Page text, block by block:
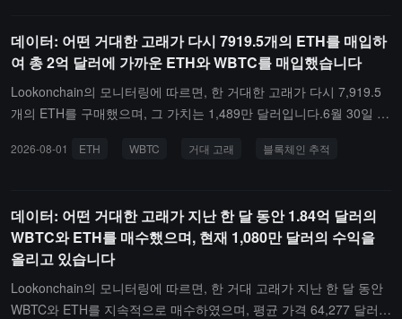
상태입니다.
데이터: 어떤 거대한 고래가 다시 7919.5개의 ETH를 매입하
여 총 2억 달러에 가까운 ETH와 WBTC를 매입했습니다
Lookonchain의 모니터링에 따르면, 한 거대한 고래가 다시 7,919.5
개의 ETH를 구매했으며, 그 가치는 1,489만 달러입니다.6월 30일 이
매했으며, 그 가치는 1억 3,200만 달러입니다. 또한 평균 가격 64,27
2026-08-01 ETH WBTC 거대 고래 블록체인 추적
데이터: 어떤 거대한 고래가 지난 한 달 동안 1.84억 달러의
WBTC와 ETH를 매수했으며, 현재 1,080만 달러의 수익을
올리고 있습니다
Lookonchain의 모니터링에 따르면, 한 거대 고래가 지난 한 달 동안
WBTC와 ETH를 지속적으로 매수하였으며, 평균 가격 64,277 달러로